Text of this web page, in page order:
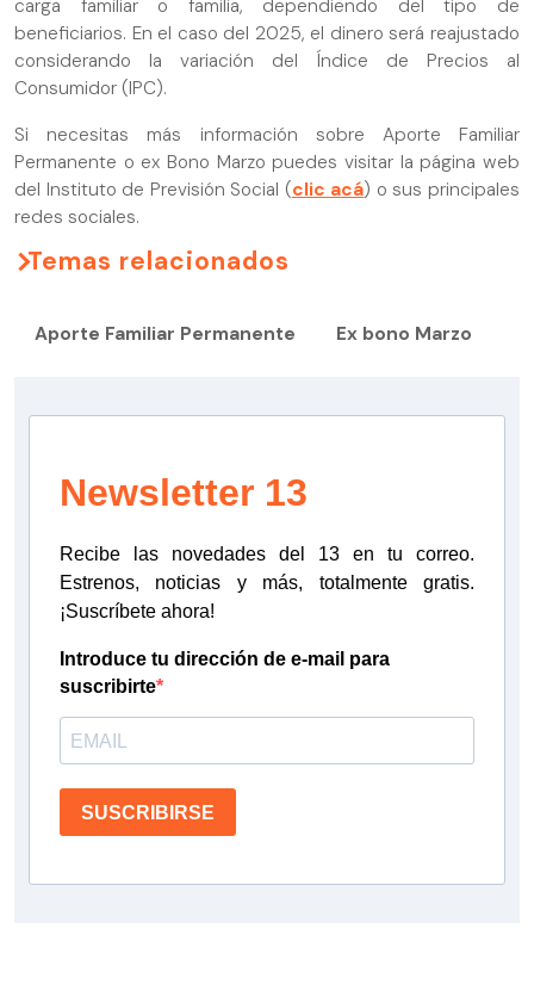
carga familiar o familia, dependiendo del tipo de
beneficiarios. En el caso del 2025, el dinero será reajustado
considerando la variación del Índice de Precios al
Consumidor (IPC).
Si necesitas más información sobre Aporte Familiar
Permanente o ex Bono Marzo puedes visitar la página web
del Instituto de Previsión Social (clic acá) o sus principales
redes sociales.
Temas relacionados
Aporte Familiar Permanente Ex bono Marzo
Newsletter 13
Recibe las novedades del 13 en tu correo.
Estrenos, noticias y más, totalmente gratis.
¡Suscríbete ahora!
Introduce tu dirección de e-mail para
suscribirte
SUSCRIBIRSE